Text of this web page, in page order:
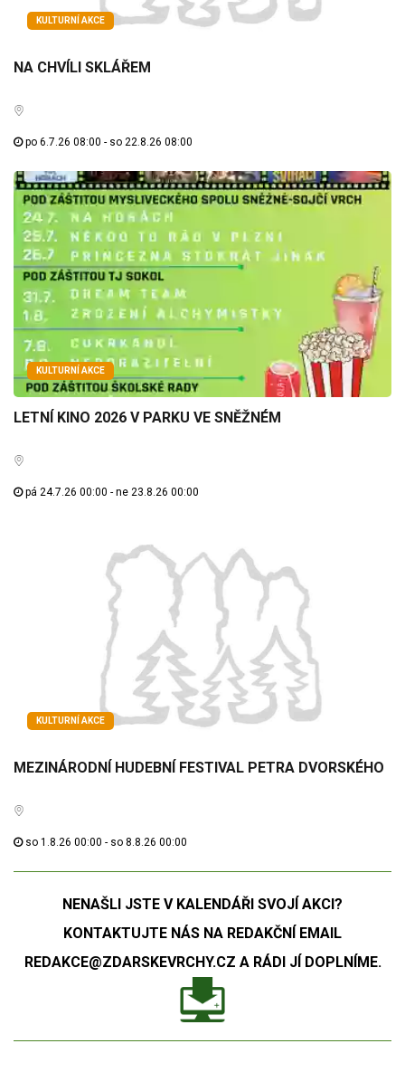
KULTURNÍ AKCE
NA CHVÍLI SKLÁŘEM
po 6.7.26 08:00 - so 22.8.26 08:00
KULTURNÍ AKCE
LETNÍ KINO 2026 V PARKU VE SNĚŽNÉM
pá 24.7.26 00:00 - ne 23.8.26 00:00
KULTURNÍ AKCE
MEZINÁRODNÍ HUDEBNÍ FESTIVAL PETRA DVORSKÉHO
so 1.8.26 00:00 - so 8.8.26 00:00
NENAŠLI JSTE V KALENDÁŘI SVOJÍ AKCI?
KONTAKTUJTE NÁS NA REDAKČNÍ EMAIL
REDAKCE@ZDARSKEVRCHY.CZ A RÁDI JÍ DOPLNÍME.